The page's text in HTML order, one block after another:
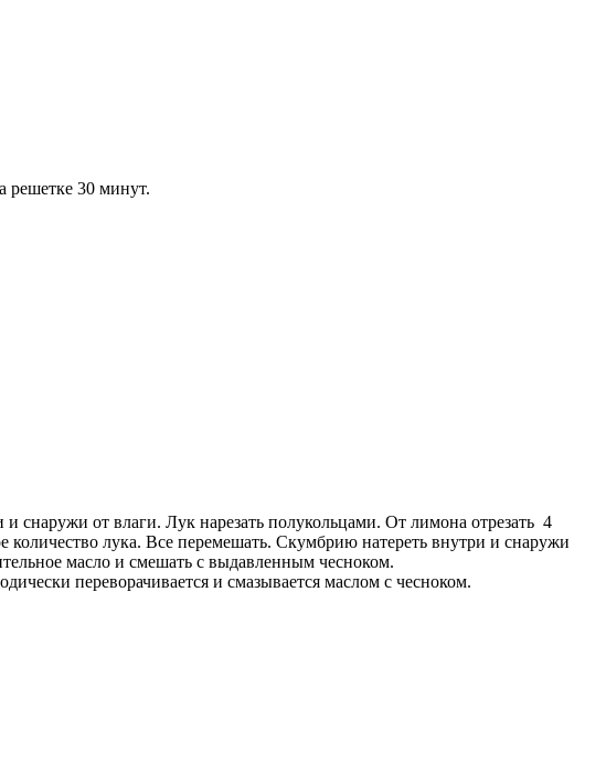
решетке 30 минут.
от влаги. Лук нарезать полукольцами. От лимона отрезать 4
лука. Все перемешать. Скумбрию натереть внутри и снаружи
масло и смешать с выдавленным чесноком.
переворачивается и смазывается маслом с чесноком.